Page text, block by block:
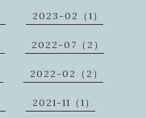
2023-02（1）
2022-07（2）
2022-02（2）
2021-11（1）